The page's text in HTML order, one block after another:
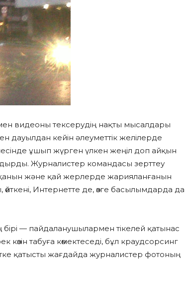
видеоны тексерудің нақты мысалдары
дауылдан кейін әлеуметтік желілерде
ұшып жүрген үлкен жеңіл доп айқын
Журналистер командасы зерттеу
және қай жерлерде жарияланғанын
Интернетте де, өзге басылымдарда да
— пайдаланушылармен тікелей қатынас
табуға көмектеседі, бұл краудсорсинг
қатысты жағдайда журналистер фотоның